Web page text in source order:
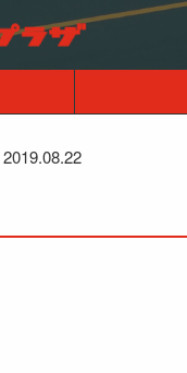
2019.08.22